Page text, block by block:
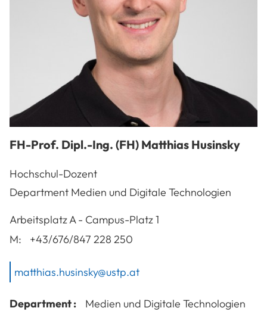
FH-Prof. Dipl.-Ing. (FH) Matthias Husinsky
Hochschul-Dozent
Department Medien und Digitale Technologien
ArbeitsplatzA - Campus-Platz 1
M:
+43/676/847 228 250
matthias.husinsky@ustp.at
Department :
Medien und Digitale Technologien